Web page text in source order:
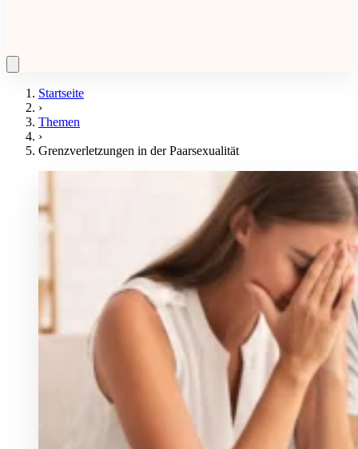
Startseite
›
Themen
›
Grenzverletzungen in der Paarsexualität